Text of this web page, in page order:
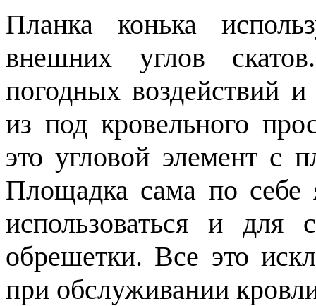
Планка конька
внешних углов
погодных воздействий
из под кровельного
это угловой элемент с
Площадка сама по себе
использоваться и
обрешетки. Все это
при обслуживании